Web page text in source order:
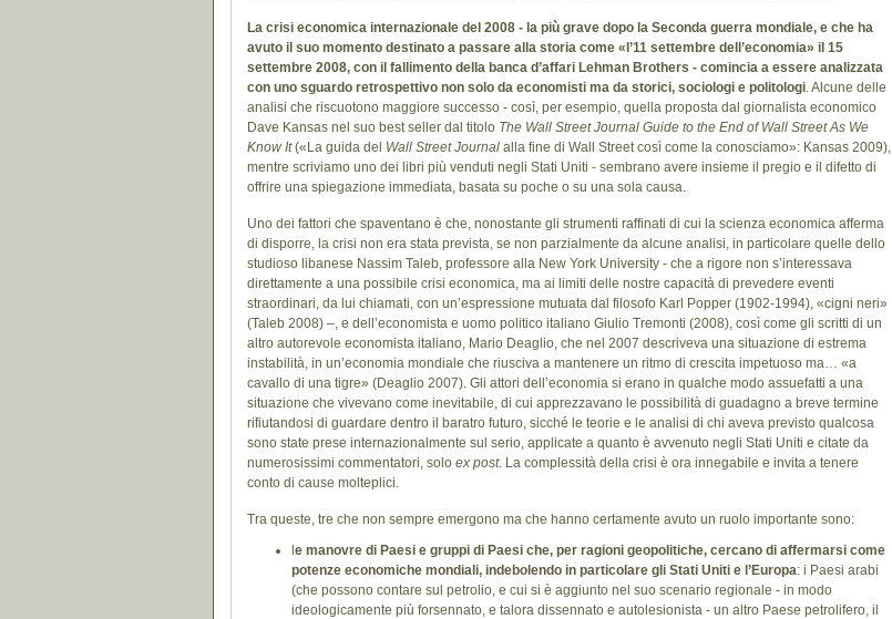
La crisi economica internazionale del 2008 - la più grave dopo la Seconda guerra mondiale, e che ha
avuto il suo momento destinato a passare alla storia come «l’11 settembre dell’economia» il 15
settembre 2008, con il fallimento della banca d’affari Lehman Brothers - comincia a essere analizzata
con uno sguardo retrospettivo non solo da economisti ma da storici, sociologi e politologi. Alcune delle
analisi che riscuotono maggiore successo - così, per esempio, quella proposta dal giornalista economico
Dave Kansas nel suo best seller dal titolo The Wall Street Journal Guide to the End of Wall Street As We
Know It(«La guida del Wall Street Journal alla fine di Wall Street così come la conosciamo»: Kansas 2009),
mentre scriviamo uno dei libri più venduti negli Stati Uniti - sembrano avere insieme il pregio e il difetto di
offrire una spiegazione immediata, basata su poche o su una sola causa.
Uno dei fattori che spaventano è che, nonostante gli strumenti raffinati di cui la scienza economica afferma
di disporre, la crisi non era stata prevista, se non parzialmente da alcune analisi, in particolare quelle dello
studioso libanese Nassim Taleb, professore alla New York University - che a rigore non s’interessava
direttamente a una possibile crisi economica, ma ai limiti delle nostre capacità di prevedere eventi
straordinari, da lui chiamati, con un’espressione mutuata dal filosofo Karl Popper (1902-1994), «cigni neri»
(Taleb 2008) –, e dell’economista e uomo politico italiano Giulio Tremonti (2008), così come gli scritti di un
altro autorevole economista italiano, Mario Deaglio, che nel 2007 descriveva una situazione di estrema
instabilità, in un’economia mondiale che riusciva a mantenere un ritmo di crescita impetuoso ma… «a
cavallo di una tigre» (Deaglio 2007). Gli attori dell’economia si erano in qualche modo assuefatti a una
situazione che vivevano come inevitabile, di cui apprezzavano le possibilità di guadagno a breve termine
rifiutandosi di guardare dentro il baratro futuro, sicché le teorie e le analisi di chi aveva previsto qualcosa
sono state prese internazionalmente sul serio, applicate a quanto è avvenuto negli Stati Uniti e citate da
numerosissimi commentatori, solo ex post. La complessità della crisi è ora innegabile e invita a tenere
conto di cause molteplici.
Tra queste, tre che non sempre emergono ma che hanno certamente avuto un ruolo importante sono:
e manovre di Paesi e gruppi di Paesi che, per ragioni geopolitiche, cercano di affermarsi come
potenze economiche mondiali, indebolendo in particolare gli Stati Uniti e l’Europa: i Paesi arabi
(che possono contare sul petrolio, e cui si è aggiunto nel suo scenario regionale - in modo
ideologicamente più forsennato, e talora dissennato e autolesionista - un altro Paese petrolifero, il